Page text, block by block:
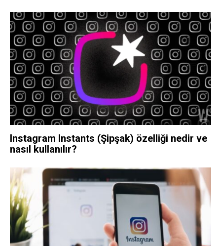
Instagram Instants (Şipşak) özelliği nedir ve
nasıl kullanılır?